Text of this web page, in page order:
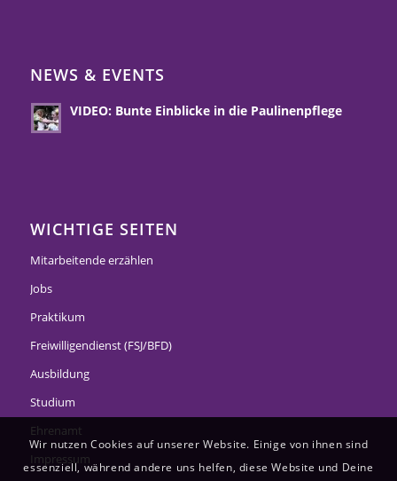
NEWS & EVENTS
VIDEO: Bunte Einblicke in die Paulinenpflege
WICHTIGE SEITEN
Mitarbeitende erzählen
Jobs
Praktikum
Freiwilligendienst (FSJ/BFD)
Ausbildung
Studium
Ehrenamt
Impressum
Wir nutzen Cookies auf unserer Website. Einige von ihnen sind
essenziell, während andere uns helfen, diese Website und Deine